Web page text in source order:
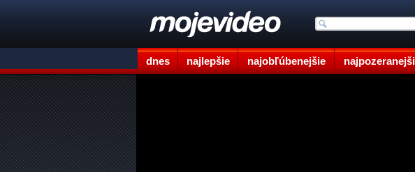
dnes najlepšie najobľúbenejšie